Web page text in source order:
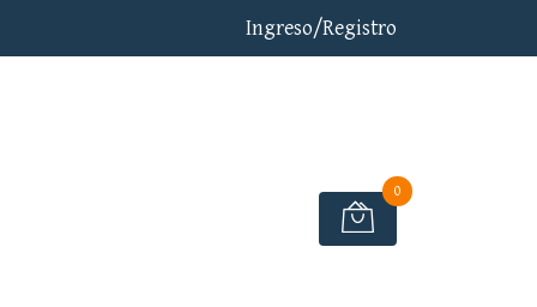
Ingreso/Registro
0